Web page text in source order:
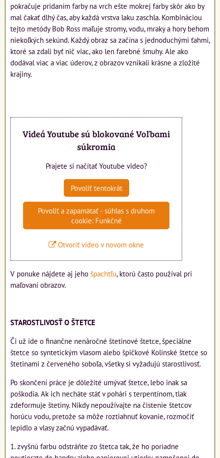
pokračuje pridaním farby na vrch ešte mokrej farby skôr ako by
mal čakať dlhý čas, aby každá vrstva laku zaschla. Kombináciou
tejto metódy Bob Ross maľuje stromy, vodu, mraky a hory behom
niekoľkých sekúnd. Každý obraz sa začína s jednoduchými ťahmi,
ktoré sa zdali byť nič viac, ako len farebné šmuhy. Ale ako
dodával viac a viac úderov, z obrazov vznikali krásne a zložité
krajiny.
Videá Youtube sú blokované Voľbami
súkromia
Prajete si načítať Youtube video?
Povoliť tentokrát
Povoliť a zapamätať - súhlas s druhom
cookie: Funkčné
Otvoriť video v novom okne
V ponuke nájdete aj jeho špachtľu, ktorú často používal pri
maľovaní obrazov.
STAROSTLIVOSŤ O ŠTETCE
Či už ide o finančne nenáročné štetinové štetce, špeciálne
štetce so syntetickým vlasom alebo špičkové Kolinské štetce so
štetinami z červeného soboľa, všetky si vyžadujú starostlivosť.
Po skončení práce je dôležité umývať štetce, lebo inak sa
poškodia. Ak ich necháte stáť v pohári s terpentínom, tlak
zdeformuje štetiny. Nikdy nepoužívajte na čistenie štetcov
horúcu vodu, pretože sa môže roztiahnuť kovanie, rozmočiť
lepidlo a vlasy začnú vypadávať.
1. zvyšnú farbu odstráňte zo štetca tak, že ho poriadne